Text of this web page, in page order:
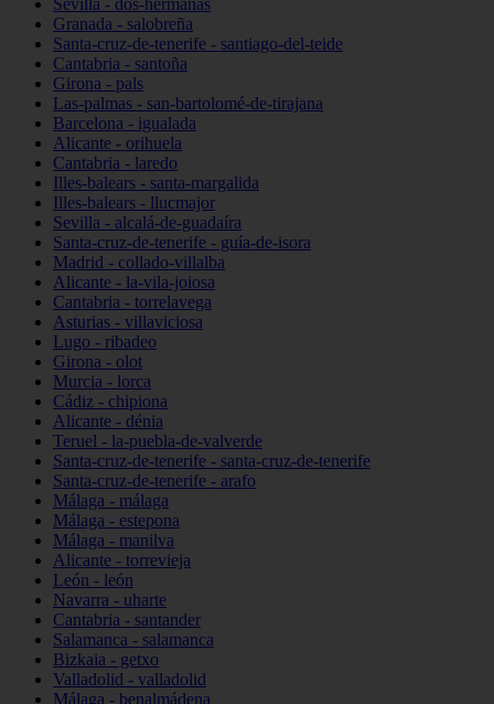
Sevilla - dos-hermanas
Granada - salobreña
Santa-cruz-de-tenerife - santiago-del-teide
Cantabria - santoña
Girona - pals
Las-palmas - san-bartolomé-de-tirajana
Barcelona - igualada
Alicante - orihuela
Cantabria - laredo
Illes-balears - santa-margalida
Illes-balears - llucmajor
Sevilla - alcalá-de-guadaíra
Santa-cruz-de-tenerife - guía-de-isora
Madrid - collado-villalba
Alicante - la-vila-joiosa
Cantabria - torrelavega
Asturias - villaviciosa
Lugo - ribadeo
Girona - olot
Murcia - lorca
Cádiz - chipiona
Alicante - dénia
Teruel - la-puebla-de-valverde
Santa-cruz-de-tenerife - santa-cruz-de-tenerife
Santa-cruz-de-tenerife - arafo
Málaga - málaga
Málaga - estepona
Málaga - manilva
Alicante - torrevieja
León - león
Navarra - uharte
Cantabria - santander
Salamanca - salamanca
Bizkaia - getxo
Valladolid - valladolid
Málaga - benalmádena